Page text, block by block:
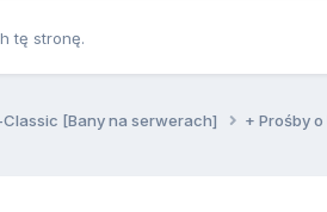
tę stronę.
[Bany na serwerach] + Prośby o